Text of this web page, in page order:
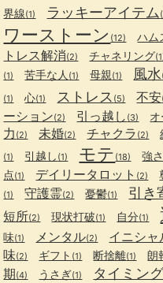
界線(1) ラッキーアイテム
ワーストーン (12) ハム
トレス解消(2) チャネリング
(1) 苦手な人 (1) 母親(1) 風水
(1) 心(1) ストレス (5) 不安
ーション(2) 引っ越し (3)
力 (2) 未婚(2) チャクラ (2)
(1) 引越し (1) モテ (18) 強さ
点(1) デイリータロット (2)
(1) 守護霊(2) 憂鬱(1) 引き
短所(2) 現状打破(1) 自分(1)
味(1) メンタル(2) イニシャ
味(2) ギフト (1) 断捨離(1) 朗
期(4) うさぎ(1) タイミン